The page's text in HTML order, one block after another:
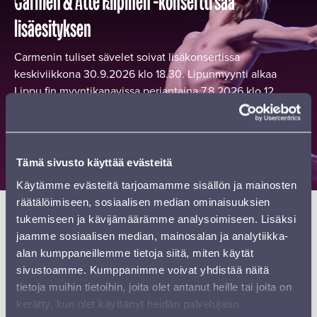
Tämä sivusto käyttää evästeitä
Käytämme evästeitä tarjoamamme sisällön ja mainosten
räätälöimiseen, sosiaalisen median ominaisuuksien
tukemiseen ja kävijämäärämme analysoimiseen. Lisäksi
jaamme sosiaalisen median, mainosalan ja analytiikka-
alan kumppaneillemme tietoja siitä, miten käytät
sivustoamme. Kumppanimme voivat yhdistää näitä
tietoja muihin tietoihin, joita olet antanut heille tai joita on
kerätty, kun olet käyttänyt heidän palvelujaan.
lisäesityksen
Carmenin tuliset sävelet soivat lisäkonsertissa
keskiviikkona 30.9.2026 klo 18.30. Lipunmyynti alkaa
Lippu.fin myyntikanavissa perjantaina 7.8.2026 klo 12.